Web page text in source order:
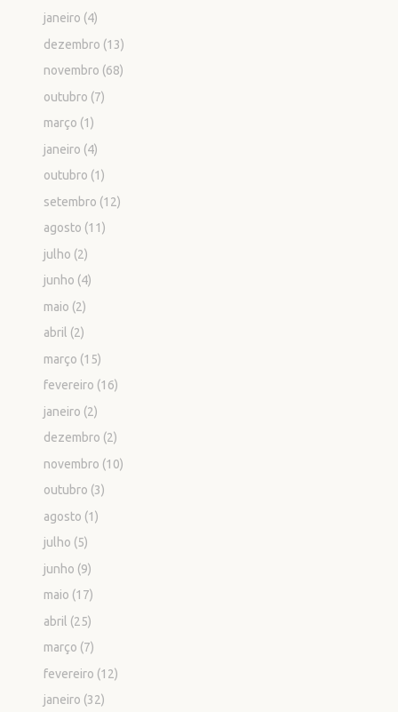
janeiro (4)
dezembro (13)
novembro (68)
outubro (7)
março (1)
janeiro (4)
outubro (1)
setembro (12)
agosto (11)
julho (2)
junho (4)
maio (2)
abril (2)
março (15)
fevereiro (16)
janeiro (2)
dezembro (2)
novembro (10)
outubro (3)
agosto (1)
julho (5)
junho (9)
maio (17)
abril (25)
março (7)
fevereiro (12)
janeiro (32)